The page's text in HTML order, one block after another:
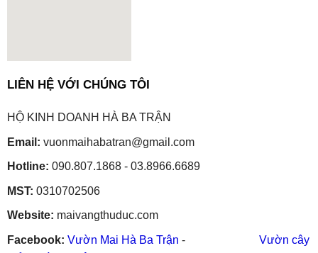
embedgooglemap.net
LIÊN HỆ VỚI CHÚNG TÔI
HỘ KINH DOANH HÀ BA TRẬN
Email: vuonmaihabatran@gmail.com
Hotline: 090.807.1868 - 03.8966.6689
MST: 0310702506
Website: maivangthuduc.com
Facebook: Vườn Mai Hà Ba Trận - Vườn cây